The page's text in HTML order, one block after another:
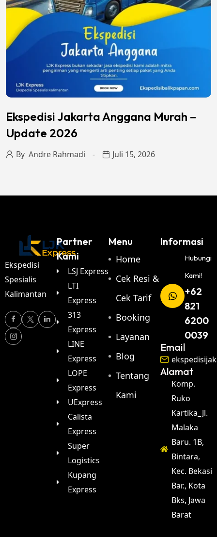
Ekspedisi Jakarta Anggana Murah –
Update 2026
By Andre Rahmadi Juli 15, 2026
Ekspedisi
Spesialis
Kalimantan
Partner
Kami
LSJ Express
LTI
Express
313
Express
LINE
Express
LOPE
Express
UExpress
Calista
Express
Super
Logistics
Kupang
Express
Menu
Home
Cek Resi &
Cek Tarif
Booking
Layanan
Blog
Tentang
Kami
Informasi
Hubungi
Kami!
+62
821
6200
0039
Email
Alamat
Komp.
Ruko
Kartika_Jl.
Malaka
Baru. 1B,
Bintara,
Kec. Bekasi
Bar., Kota
Bks, Jawa
Barat